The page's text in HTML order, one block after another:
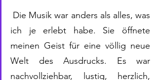
Die Musik war anders als alles, was
ich je erlebt habe. Sie öffnete
meinen Geist für eine völlig neue
Welt des Ausdrucks. Es war
nachvollziehbar, lustig, herzlich,